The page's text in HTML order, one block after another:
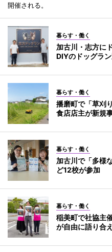
開催される。
暮らす・働く
加古川・志方に
DIYのドッグラ
暮らす・働く
播磨町で「草刈
食店店主が新規
暮らす・働く
加古川で「多様
ど12校が参加
暮らす・働く
稲美町で社協主
が自由に語り合